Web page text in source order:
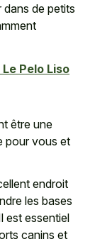
de petits
Pelo Liso
être une
pour vous et
endroit
les bases
est essentiel
canins et